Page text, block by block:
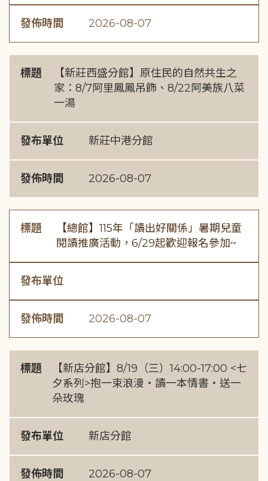
發佈時間 2026-08-07
標題
【新莊西盛分館】原住民的自然共生之
家：8/7阿里鳳鳳吊飾、8/22阿美族八菜
一湯
發布單位 新莊中港分館
發佈時間 2026-08-07
標題
【總館】115年「讀出好關係」暑期兒童
閱讀推廣活動，6/29起歡迎報名參加~
發布單位
發佈時間 2026-08-07
標題
【新店分館】8/19（三）14:00-17:00 <七
夕系列>抱一束浪漫・讀一本情書・送一
朵玫瑰
發布單位 新店分館
發佈時間 2026-08-07